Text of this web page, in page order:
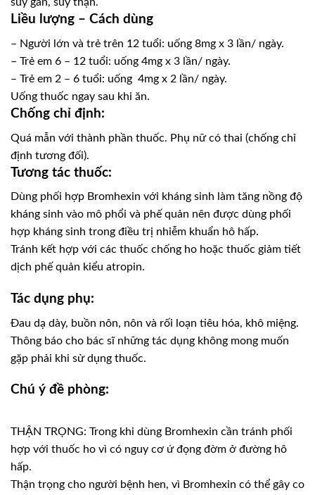
suy gan, suy thận.
Liều lượng – Cách dùng
– Người lớn và trẻ trên 12 tuổi: uống 8mg x 3 lần/ ngày.
– Trẻ em 6 – 12 tuổi: uống 4mg x 3 lần/ ngày.
– Trẻ em 2 – 6 tuổi: uống 4mg x 2 lần/ ngày.
Uống thuốc ngay sau khi ăn.
Chống chỉ định:
Quá mẫn với thành phần thuốc. Phụ nữ có thai (chống chỉ
định tương đối).
Tương tác thuốc:
Dùng phối hợp Bromhexin với kháng sinh làm tăng nồng độ
kháng sinh vào mô phổi và phế quản nên được dùng phối
hợp kháng sinh trong điều trị nhiễm khuẩn hô hấp.
Tránh kết hợp với các thuốc chống ho hoặc thuốc giảm tiết
dịch phế quản kiểu atropin.
Tác dụng phụ:
Đau dạ dày, buồn nôn, nôn và rối loạn tiêu hóa, khô miệng.
Thông báo cho bác sĩ những tác dụng không mong muốn
gặp phải khi sử dụng thuốc.
Chú ý đề phòng:
THẬN TRỌNG: Trong khi dùng Bromhexin cần tránh phối
hợp với thuốc ho vì có nguy cơ ứ đọng đờm ở đường hô
hấp.
Thận trọng cho người bệnh hen, vì Bromhexin có thể gây co